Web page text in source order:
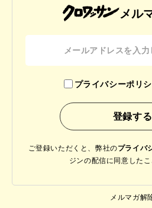
メル
プライバシーポリ
ご登録いただくと、弊社のプライバ
ジンの配信に同意した
メルマガ解